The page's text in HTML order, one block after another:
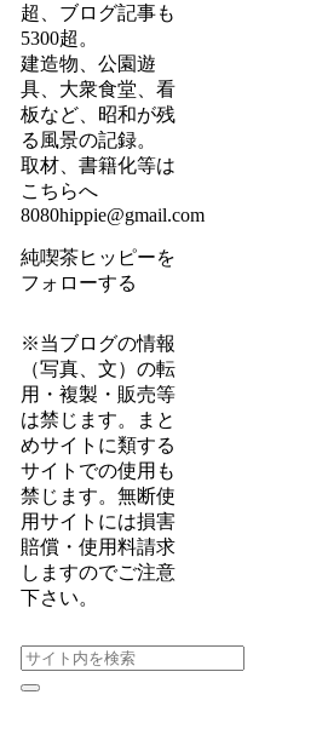
超、ブログ記事も
5300超。
建造物、公園遊
具、大衆食堂、看
板など、昭和が残
る風景の記録。
取材、書籍化等は
こちらへ
8080hippie@gmail.com
純喫茶ヒッピーを
フォローする
※当ブログの情報
（写真、文）の転
用・複製・販売等
は禁じます。まと
めサイトに類する
サイトでの使用も
禁じます。無断使
用サイトには損害
賠償・使用料請求
しますのでご注意
下さい。